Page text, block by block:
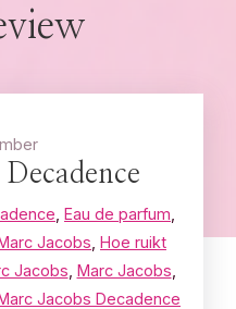
Eau de parfum
Jacobs Hoe ruikt
Jacobs Marc Jacobs
Jacobs Decadence